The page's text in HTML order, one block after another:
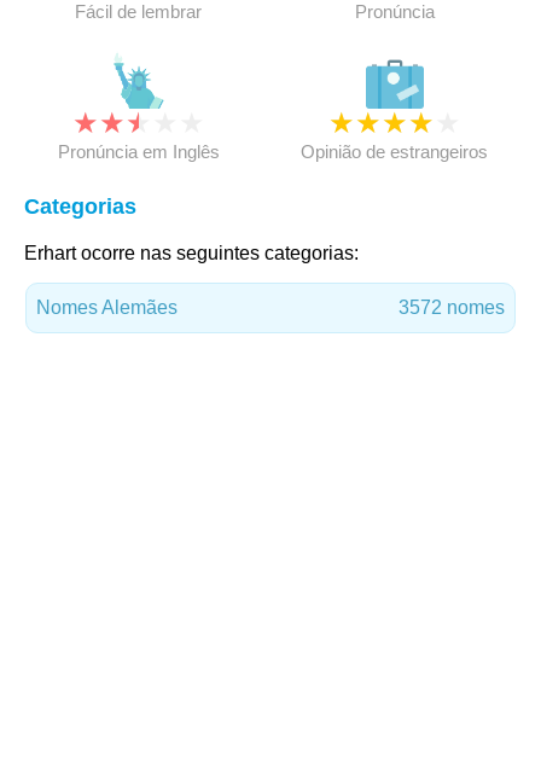
Fácil de lembrar Pronúncia
★★★
Pronúncia em Inglês
★★★★
Opinião de estrangeiros
Categorias
Erhart ocorre nas seguintes categorias:
Nomes Alemães 3572 nomes